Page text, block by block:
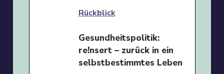
Rückblick
Gesundheitspolitik:
re!nsert – zurück in ein
selbstbestimmtes Leben